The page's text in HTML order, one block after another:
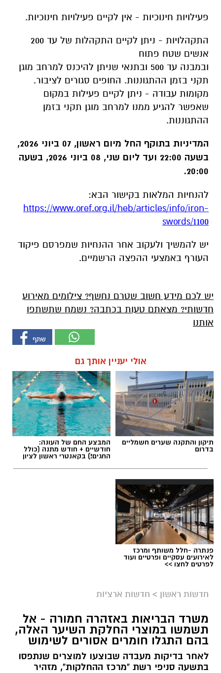
פעילויות חינוכיות - אין לקיים פעילויות חינוכיות.
התקהלויות - ניתן לקיים התקהלות של עד 200
אנשים שטח פתוח
ובמבנה עד 500 ובתנאי שניתן להיכנס למרחב מוגן
תקני בזמן ההתגוננות. החופים סגורים לציבור.
מקומות עבודה - ניתן לקיים פעילות במקום
שאפשר להגיע ממנו למרחב מוגן תקני בזמן
ההתגוננות.
המדיניות בתוקף החל מיום ראשון, 07 ביוני 2026,
בשעה 22:00 ועד ליום שני, 08 ביוני 2026, בשעה
20:00.
להנחיות המלאות בקישור הבא:
https://www.oref.org.il/heb/articles/info/iron-
swords/1100
יש להמשיך ולעקוב אחר ההנחיות שמפרסם פיקוד
העורף באמצעי ההפצה הרשמיים.
יש לכם מידע חשוב שטרם נחשף? צילומים מאירוע
חדשותי? מצאתם טעות בכתבה? נשמח שתשתפו
אותנו
אולי יעניין אותך גם
תיקון והתקנה שערים חשמליים
בדרום
המבצע החם של העונה:
חודשיים + חודש מתנה (כולל
החגים!) בקאנטרי ראשון לציון
פנתרה -חלל משותף ומרכז
לאירועים עסקיים ופרטיים ועוד
לפרטים לחצו >>
חדשות ראשון > חדשות ארציות
משרד הבריאות באזהרה חמורה - אל
תשמשו במוצרי החלקת השיער האלה,
בהם התגלו חומרים אסורים לשימוש
לאחר בדיקות מעבדה שבוצעו למוצרים שנתפסו
בתשעה סניפי רשת "מרכז ההחלקות", מזהיר